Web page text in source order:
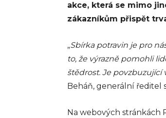
akce, která se mimo
zákazníkům přispět
„Sbírka potravin je pro
to, že výrazně pomohli
štědrost. Je povzbuzující
Beháň, generální ředitel
Na webových